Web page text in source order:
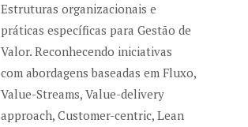
Estruturas organizacionais e
práticas específicas para Gestão de
Valor. Reconhecendo iniciativas
com abordagens baseadas em Fluxo,
Value-Streams, Value-delivery
approach, Customer-centric, Lean